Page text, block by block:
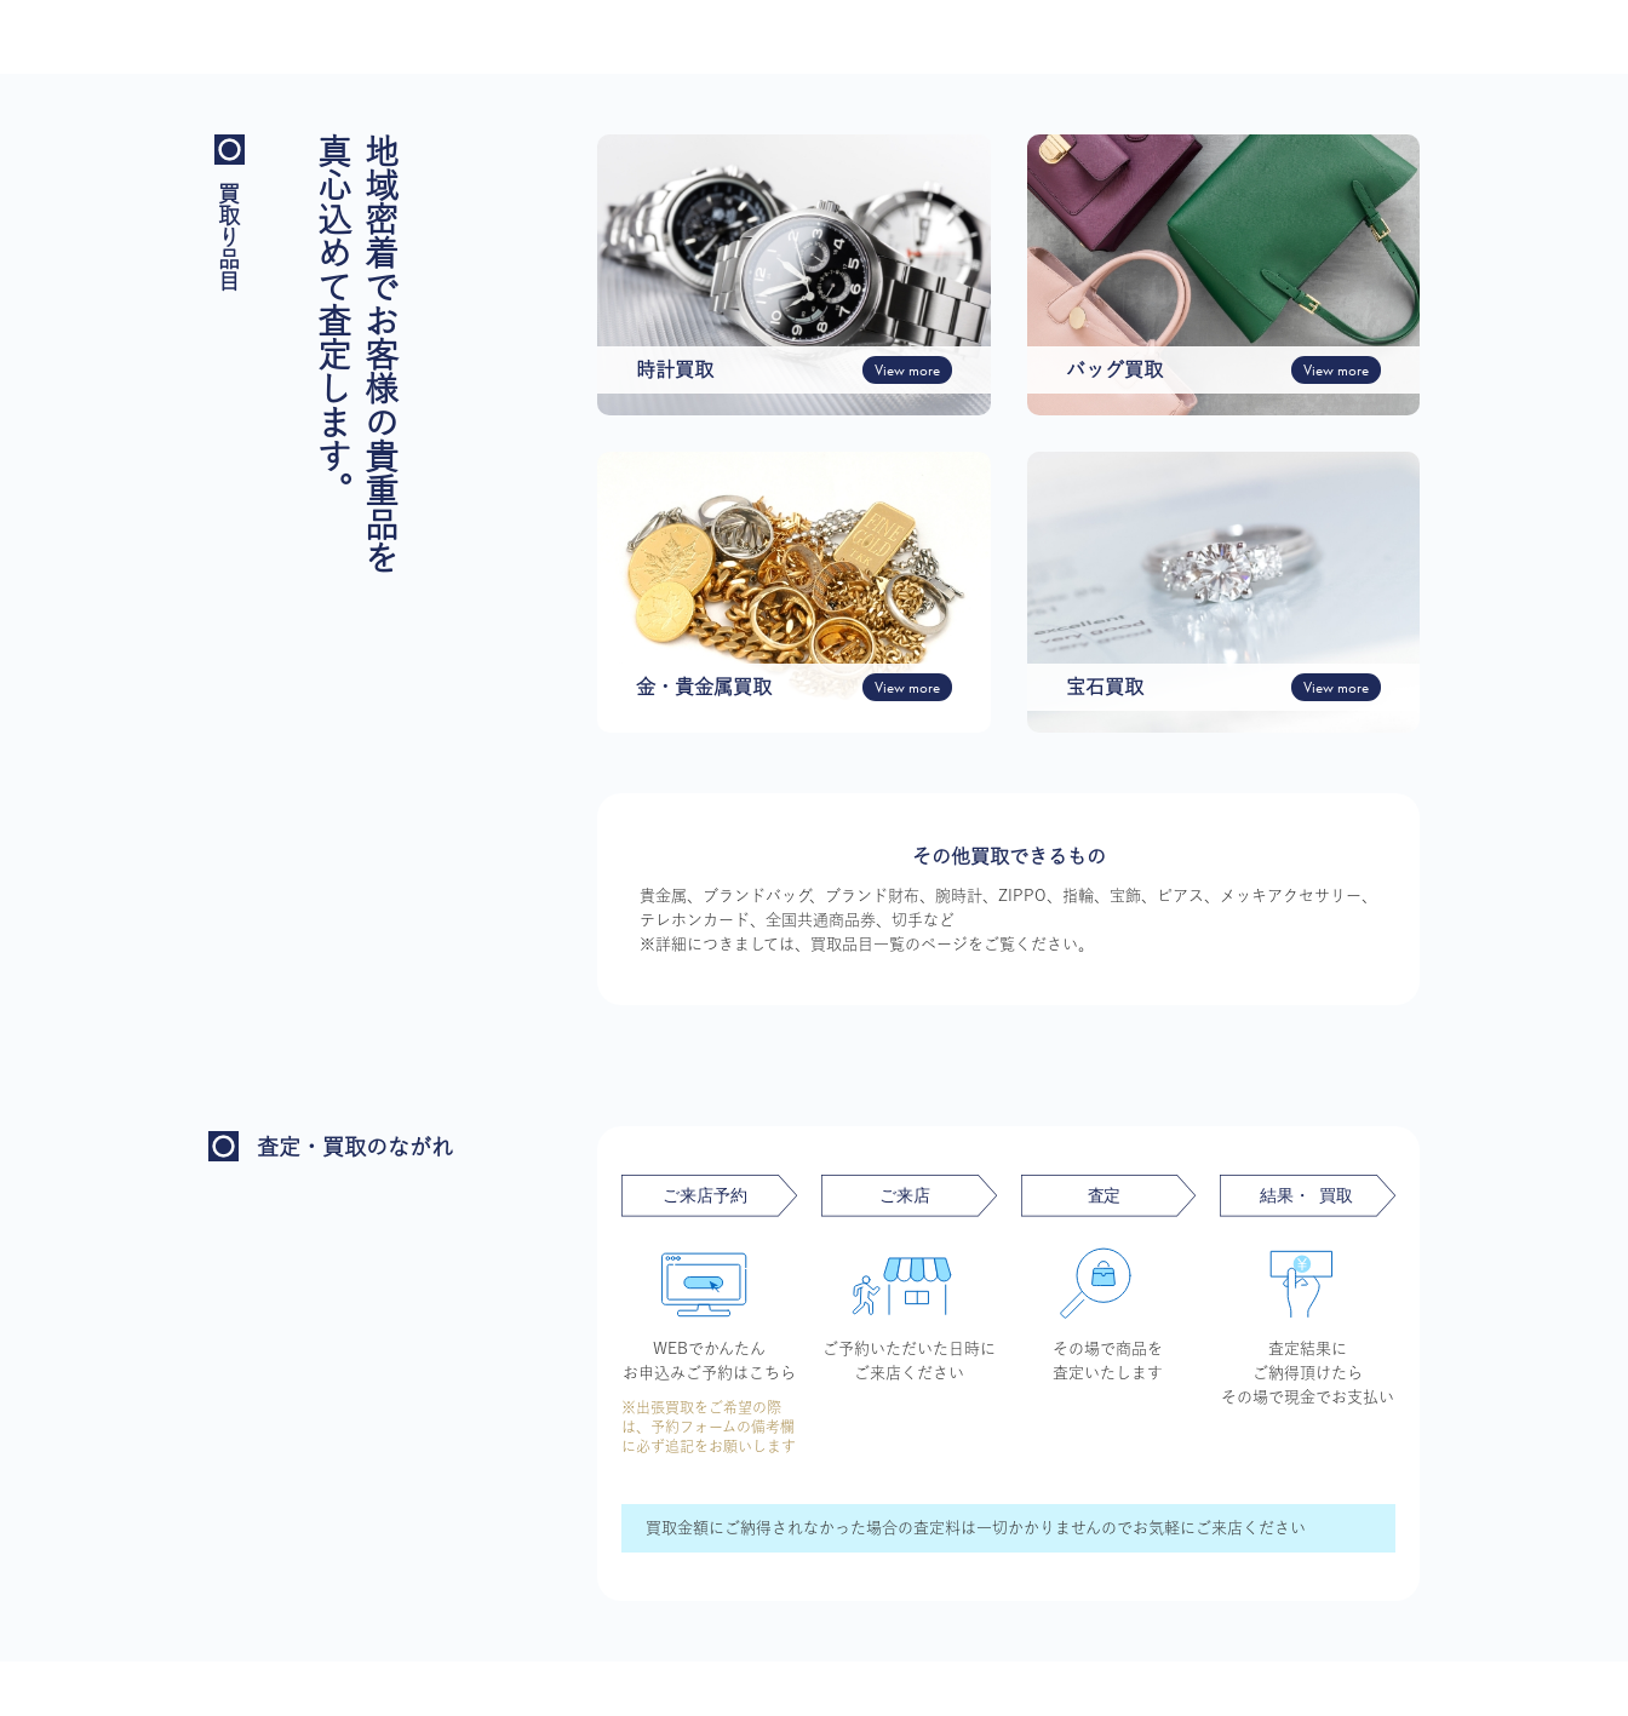
買取り品目 地域密着でお客様の貴重品を
真心込めて査定します。 時計買取 View more バッグ買取 View more
金・貴金属買取 View more 宝石買取 View more
その他買取できるもの
貴金属、ブランドバッグ、ブランド財布、腕時計、ZIPPO、指輪、宝飾、ピアス、メッキアクセサリー、
テレホンカード、全国共通商品券、切手など
※詳細につきましては、買取品目一覧のページをご覧ください。
査定・買取のながれ
WEBでかんたん
お申込み ご予約はこちら
※出張買取をご希望の際
は、予約フォームの備考欄
に必ず追記をお願いします
ご予約いただいた 日時に
ご来店ください
その場で商品を
査定いたします
査定結果に
ご納得頂けたら
その場で現金でお支払い
買取金額にご納得されなかった場合の査定料は一切かかりませんのでお気軽にご来店ください